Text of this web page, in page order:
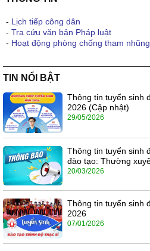
- Lịch tiếp công dân
- Tra cứu văn bản Pháp luật
- Hoạt động phòng chống tham nhũng.
TIN NỔI BẬT
Thông tin tuyển sinh
2026 (Cập nhật)
29/05/2026
Thông tin tuyển sinh
đào tạo: Thường
20/03/2026
Thông tin tuyển sinh
2026
07/01/2026